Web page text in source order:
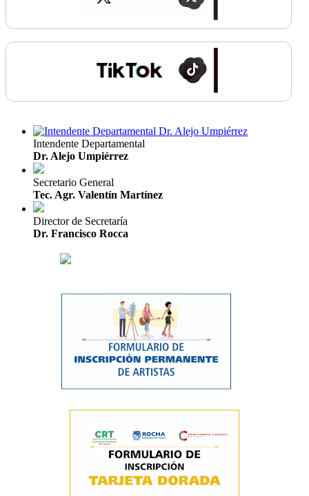
Intendente Departamental
Dr. Alejo Umpiérrez
Secretario General
Tec. Agr. Valentín Martínez
Director de Secretaría
Dr. Francisco Rocca